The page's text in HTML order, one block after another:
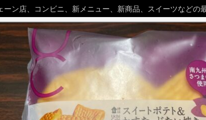
ーン店、コンビニ、新メニュー、新商品、スイーツなどの